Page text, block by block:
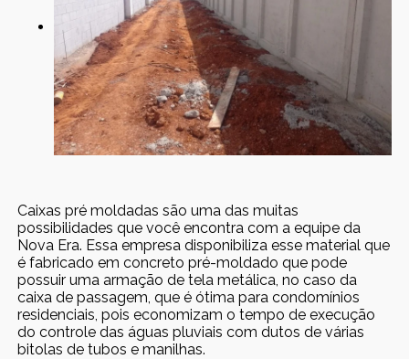
Caixas pré moldadas são uma das muitas
possibilidades que você encontra com a equipe da
Nova Era. Essa empresa disponibiliza esse material que
é fabricado em concreto pré-moldado que pode
possuir uma armação de tela metálica, no caso da
caixa de passagem, que é ótima para condomínios
residenciais, pois economizam o tempo de execução
do controle das águas pluviais com dutos de várias
bitolas de tubos e manilhas.